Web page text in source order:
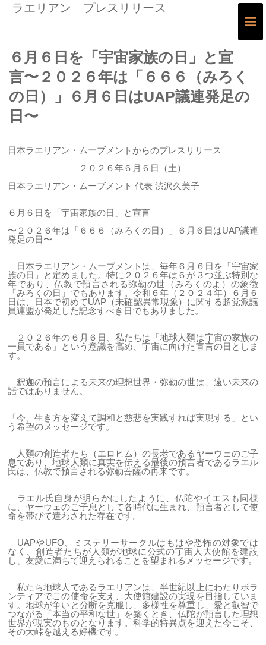
ラエリアン プレスリリース
≡
６月６日を「宇宙家族の日」と宣
言〜２０２６年は「６６６（みろく
の日）」６月６日はUAP議連発足の
日〜
日本ラエリアン・ムーブメントからのプレスリリース
２０２６年６月６日（土）
日本ラエリアン・ムーブメント 代表 渋沢久美子
６月６日を「宇宙家族の日」と宣言
〜２０２６年は「６６６（みろくの日）」６月６日はUAP議連
発足の日〜
日本ラエリアン・ムーブメントは、毎年６月６日を「宇宙家
族の日」と定めました。特に２０２６年は６が３つ並ぶ特別な
年であり、仏教で預言される弥勒の世（みろくのよ）の象徴
「みろくの日」でもあります。令和６年（２０２４年）６月６
日は、日本で初めてUAP（未確認異常現象）に関する超党派議
員連盟が発足した記念すべき日でもありました。
２０２６年の６月６日、私たちは「地球人類は宇宙の家族の
一員である」という意識を高め、宇宙に向けた宣言の日としま
す。
釈迦の預言による未来の理想世界・弥勒の世は、遠い未来の
話ではありません。
「今、生き方を変えて調和と慈悲を実践すれば実現する」とい
う希望のメッセージです。
人類の創造者たち（エロヒム）の長老であるヤーウェのご子
息であり、地球人類に真実を伝える最後の預言者であるラエル
氏は、仏教で預言される弥勒菩薩の再来です。
ラエル氏自身が明らかにしたように、仏陀やイエスも同様
に、ヤーウェのご子息として各時代に生まれ、預言者として使
命を帯びて遣わされた存在です。
UAPやUFO、ミステリーサークルはもはや恐怖の対象では
なく、創造者たちが人類が地球に公式の宇宙人大使館を建設
し、友愛に満ちて迎えられることを望まれるメッセージです。
私たち地球人であるラエリアンは、半世紀以上にわたりボラ
ンティアでこの使命を支え、大使館建設の実現を目指していま
す。地球が争いと分断を克服し、多様性を尊重し、愛と叡智で
つながる「本当の平和な世」を築くとき、仏陀が預言した理想
世界が現実のものとなります。科学的特異点を迎えた今こそ、
その大峠を越える好機です。